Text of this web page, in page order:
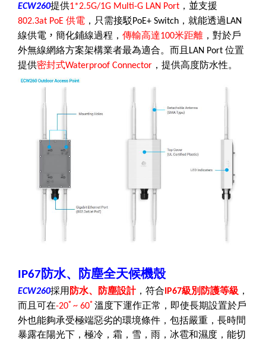
ECW260提供1*2.5G/1G Multi-G LAN Port ， 並支援
802.3at PoE 供電 ，只需接駁 PoE+ Switch ，就能透過 LAN
線供電 ， 簡化鋪線過程， 傳輸高達100米距離 ， 對於戶
外無線網絡方案架構業者最為適合。而且 LAN Port 位置
提供密封式Waterproof Connector ，提供高度防水性。
IP67防水、防塵全天候機殼
ECW260採用 防水、防塵設計 ， 符合IP67級別防護等級 ，
而且可在-20ﾟ~ 60ﾟ溫度下運作正常，即使長期設置於戶
外也能夠承受極端惡劣的環境條件，包括嚴重，長時間
暴露在陽光下，極冷，霜，雪，雨，冰雹和濕度，能切